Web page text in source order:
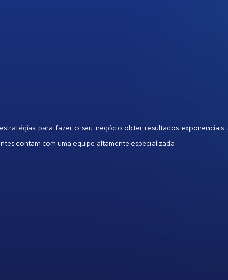
para fazer o seu negócio obter resultados
contam com uma equipe altamente especializada